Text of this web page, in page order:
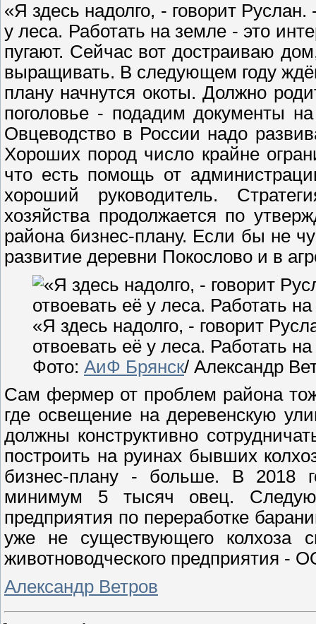
«Я здесь надолго, - говорит
у леса. Работать на земле - это
пугают. Сейчас вот достраиваю
выращивать. В следующем году
плану начнутся окоты. Должно
поголовье - подадим документы
Овцеводство в России надо
Хороших пород число крайне
что есть помощь от
хороший руководитель.
хозяйства продолжается по
района бизнес-плану. Если бы не
развитие деревни Покослово и в
«Я здесь надолго, - говорит
отвоевать её у леса. Работать
Фото: АиФ Брянск/ Александр
Сам фермер от проблем района
где освещение на деревенскую
должны конструктивно
построить на руинах бывших
бизнес-плану - больше. В 2018
минимум 5 тысяч овец.
предприятия по переработке
уже не существующего колхоза
животноводческого предприятия
Александр Ветров